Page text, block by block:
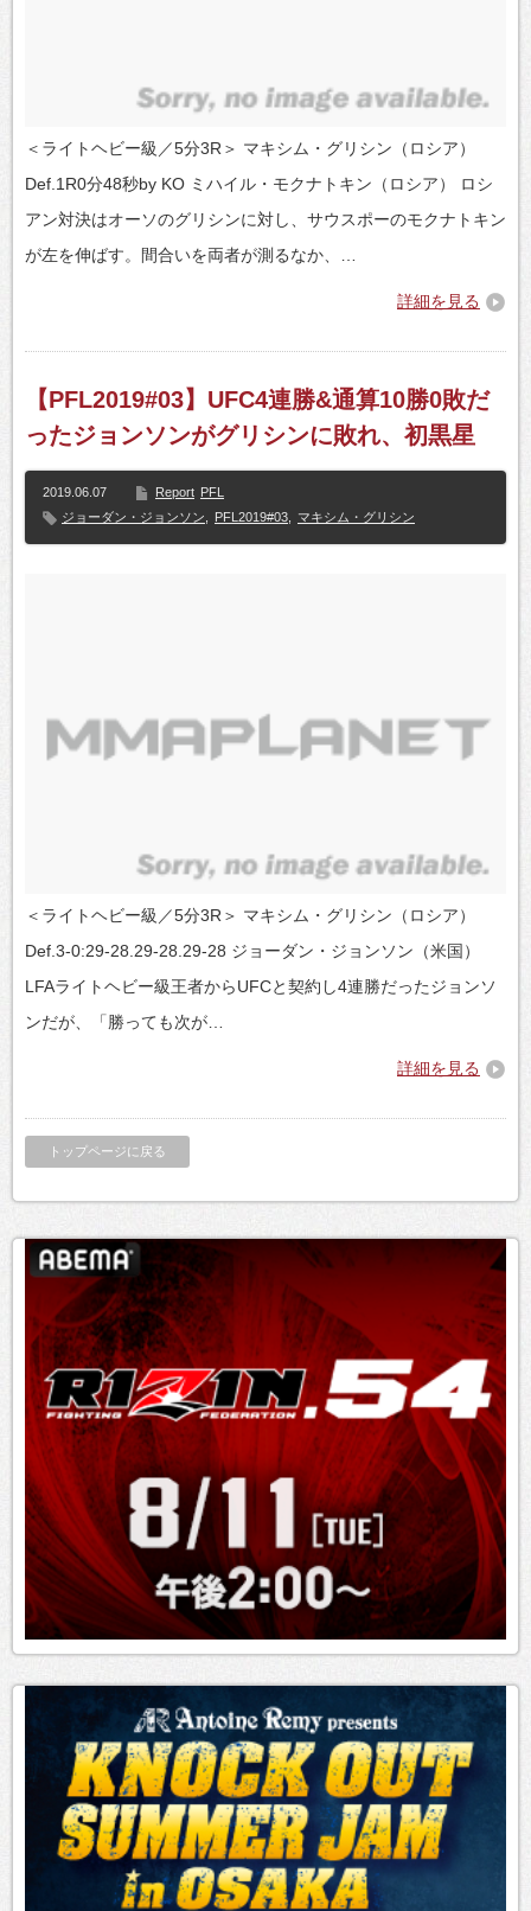
＜ライトヘビー級／5分3R＞ マキシム・グリシン（ロシア）
Def.1R0分48秒by KO ミハイル・モクナトキン（ロシア） ロシ
アン対決はオーソのグリシンに対し、サウスポーのモクナトキン
が左を伸ばす。間合いを両者が測るなか、…
詳細を見る
【PFL2019#03】UFC4連勝&通算10勝0敗だ
ったジョンソンがグリシンに敗れ、初黒星
2019.06.07 Report PFL
ジョーダン・ジョンソン
PFL2019#03 マキシム・グリシン
＜ライトヘビー級／5分3R＞ マキシム・グリシン（ロシア）
Def.3-0:29-28.29-28.29-28 ジョーダン・ジョンソン（米国）
LFAライトヘビー級王者からUFCと契約し4連勝だったジョンソ
ンだが、「勝っても次が…
詳細を見る
トップページに戻る